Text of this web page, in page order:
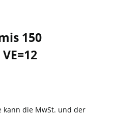
150
kann die MwSt. und der